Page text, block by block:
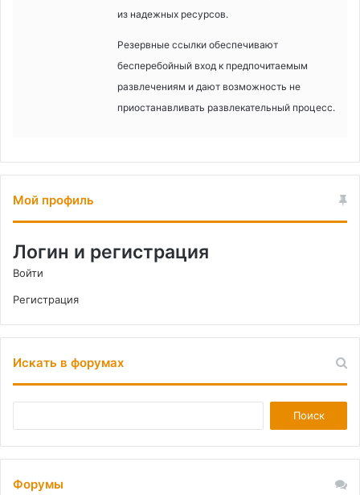
из надежных ресурсов.
Резервные ссылки обеспечивают
бесперебойный вход к предпочитаемым
развлечениям и дают возможность не
приостанавливать развлекательный процесс.
Мой профиль
Логин и регистрация
Войти
Регистрация
Искать в форумах
Форумы